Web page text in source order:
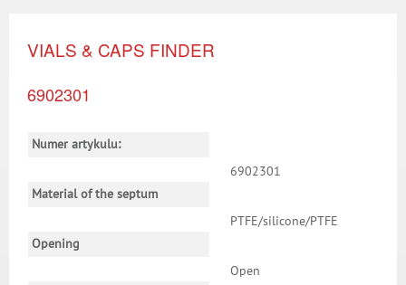
VIALS & CAPS FINDER
6902301
Numer artykulu:
6902301
Material of the septum
PTFE/silicone/PTFE
Opening
Open